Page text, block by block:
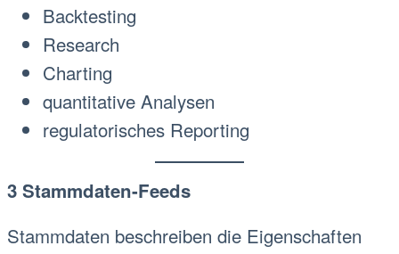
Backtesting
Research
Charting
quantitative Analysen
regulatorisches Reporting
3 Stammdaten-Feeds
Stammdaten beschreiben die Eigenschaften